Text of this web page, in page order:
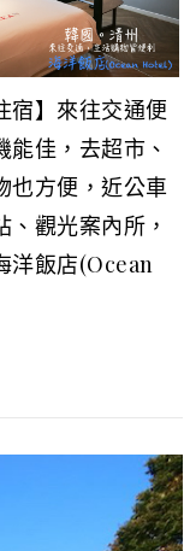
宿】來往交通便
能佳，去超市、
也方便，近公車
、觀光案內所，
洋飯店(Ocean